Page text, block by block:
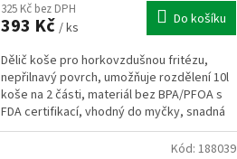
325 Kč bez DPH
393 Kč / ks Do košíku
Dělič koše pro horkovzdušnou fritézu,
nepřilnavý povrch, umožňuje rozdělení 10l
koše na 2 části, materiál bez BPA/PFOA s
FDA certifikací, vhodný do myčky, snadná
údržba.
Kód: 188039